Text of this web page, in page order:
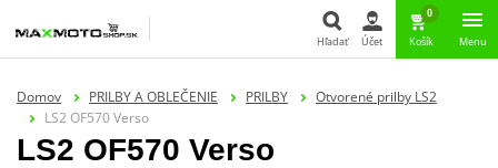
Hľadať
Hľadať Účet
0
Košík Menu
Domov PRILBY A OBLEČENIE PRILBY
Otvorené prilby LS2
LS2 OF570 Verso
LS2 OF570 Verso